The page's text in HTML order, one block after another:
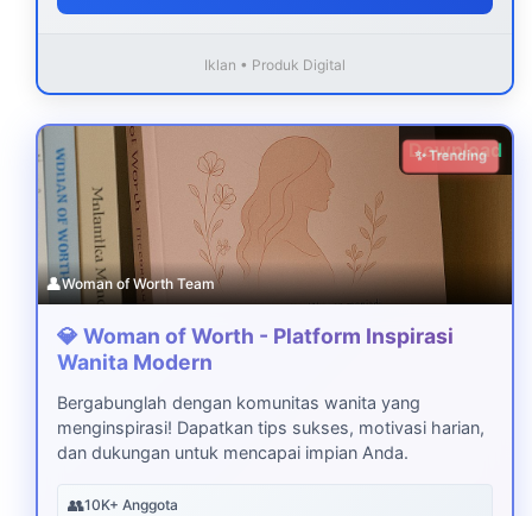
Iklan • Produk Digital
Download
✨ Trending
👤Woman of Worth Team
💎 Woman of Worth - Platform Inspirasi
Wanita Modern
Bergabunglah dengan komunitas wanita yang
menginspirasi! Dapatkan tips sukses, motivasi harian,
dan dukungan untuk mencapai impian Anda.
👥10K+ Anggota